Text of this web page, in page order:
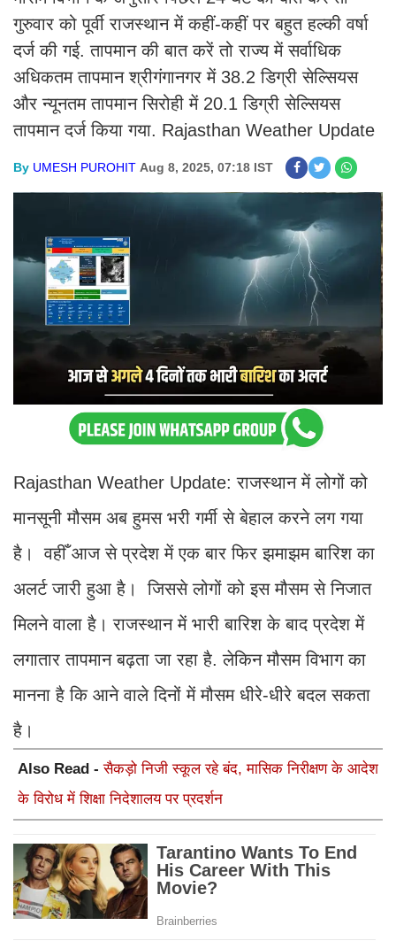
गुरुवार को पूर्वी राजस्थान में कहीं-कहीं पर बहुत हल्की वर्षा
दर्ज की गई. तापमान की बात करें तो राज्य में सर्वाधिक
अधिकतम तापमान श्रीगंगानगर में 38.2 डिग्री सेल्सियस
और न्यूनतम तापमान सिरोही में 20.1 डिग्री सेल्सियस
तापमान दर्ज किया गया. Rajasthan Weather Update
By UMESH PUROHIT Aug 8, 2025, 07:18 IST
Rajasthan Weather Update: राजस्थान में लोगों को
मानसूनी मौसम अब हुमस भरी गर्मी से बेहाल करने लग गया
है। वहीँ आज से प्रदेश में एक बार फिर झमाझम बारिश का
अलर्ट जारी हुआ है। जिससे लोगों को इस मौसम से निजात
मिलने वाला है। राजस्थान में भारी बारिश के बाद प्रदेश में
लगातार तापमान बढ़ता जा रहा है. लेकिन मौसम विभाग का
मानना है कि आने वाले दिनों में मौसम धीरे-धीरे बदल सकता
है।
Also Read -सैकड़ो निजी स्कूल रहे बंद, मासिक निरीक्षण के आदेश
के विरोध में शिक्षा निदेशालय पर प्रदर्शन